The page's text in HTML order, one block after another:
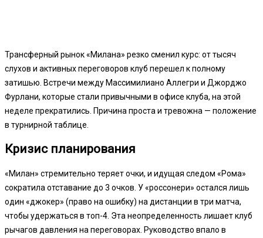
Трансферный рынок «Милана» резко сменил курс: от тысяч
слухов и активных переговоров клуб перешел к полному
затишью. Встречи между Массимилиано Аллегри и Джорджо
Фурлани, которые стали привычными в офисе клуба, на этой
неделе прекратились. Причина проста и тревожна — положение
в турнирной таблице.
Кризис планирования
«Милан» стремительно теряет очки, и идущая следом «Рома»
сократила отставание до 3 очков. У «россонери» остался лишь
один «джокер» (право на ошибку) на дистанции в три матча,
чтобы удержаться в топ-4. Эта неопределенность лишает клуб
рычагов давления на переговорах. Руководство впало в